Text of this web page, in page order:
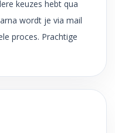
keuzes hebt qua
wordt je via mail
proces. Prachtige